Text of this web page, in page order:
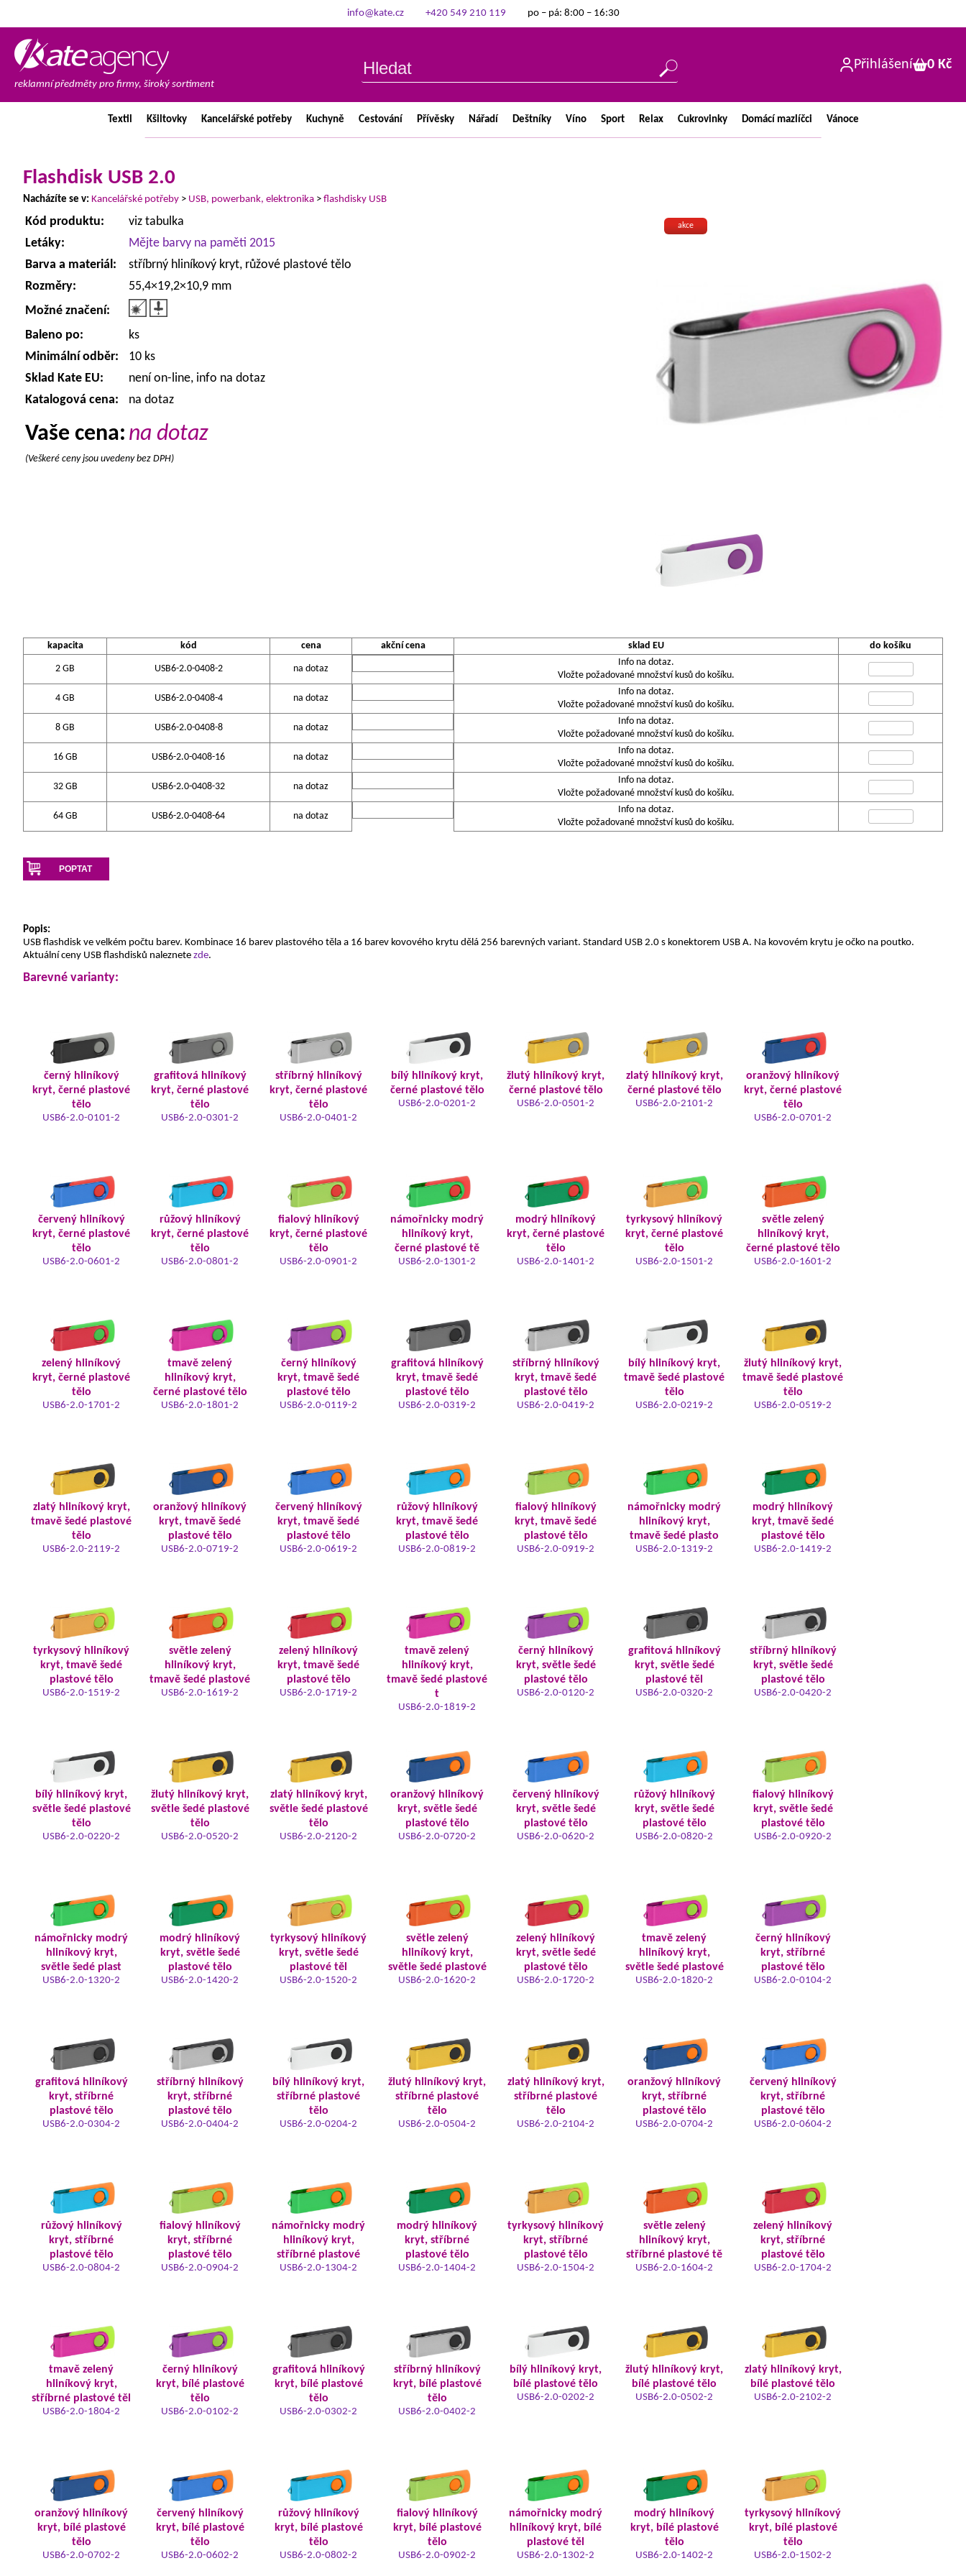
info@kate.cz +420 549 210 119 po – pá: 8:00 – 16:30
reklamní předměty pro firmy, široký sortiment
Přihlášení 0 Kč
Textil Kšiltovky Kancelářské potřeby Kuchyně Cestování Přívěsky Nářadí Deštníky Víno Sport Relax Cukrovinky Domácí mazlíčci Vánoce
Flashdisk USB 2.0
Nacházíte se v: Kancelářské potřeby > USB, powerbank, elektronika > flashdisky USB
akce
Kód produktu:
viz tabulka
Letáky:
Mějte barvy na paměti 2015
Barva a materiál:
stříbrný hliníkový kryt, růžové plastové tělo
Rozměry:
55,4×19,2×10,9 mm
Možné značení:
Baleno po:
ks
Minimální odběr:
10 ks
Sklad Kate EU:
není on-line, info na dotaz
Katalogová cena:
na dotaz
Vaše cena: na dotaz
(Veškeré ceny jsou uvedeny bez DPH)
kapacita kód cena akční cena sklad EU do košíku
2 GB USB6-2.0-0408-2 na dotaz
Info na dotaz.
Vložte požadované množství kusů do košíku.
4 GB USB6-2.0-0408-4 na dotaz
Info na dotaz.
Vložte požadované množství kusů do košíku.
8 GB USB6-2.0-0408-8 na dotaz
Info na dotaz.
Vložte požadované množství kusů do košíku.
16 GB USB6-2.0-0408-16 na dotaz
Info na dotaz.
Vložte požadované množství kusů do košíku.
32 GB USB6-2.0-0408-32 na dotaz
Info na dotaz.
Vložte požadované množství kusů do košíku.
64 GB USB6-2.0-0408-64 na dotaz
Info na dotaz.
Vložte požadované množství kusů do košíku.
POPTAT
Popis:
USB flashdisk ve velkém počtu barev. Kombinace 16 barev plastového těla a 16 barev kovového krytu dělá 256 barevných variant. Standard USB 2.0 s konektorem USB A. Na kovovém krytu je očko na poutko.
Aktuální ceny USB flashdisků naleznete zde.
Barevné varianty:
černý hliníkový
kryt, černé plastové
tělo
USB6-2.0-0101-2
grafitová hliníkový
kryt, černé plastové
tělo
USB6-2.0-0301-2
stříbrný hliníkový
kryt, černé plastové
tělo
USB6-2.0-0401-2
bílý hliníkový kryt,
černé plastové tělo
USB6-2.0-0201-2
žlutý hliníkový kryt,
černé plastové tělo
USB6-2.0-0501-2
zlatý hliníkový kryt,
černé plastové tělo
USB6-2.0-2101-2
oranžový hliníkový
kryt, černé plastové
tělo
USB6-2.0-0701-2
červený hliníkový
kryt, černé plastové
tělo
USB6-2.0-0601-2
růžový hliníkový
kryt, černé plastové
tělo
USB6-2.0-0801-2
fialový hliníkový
kryt, černé plastové
tělo
USB6-2.0-0901-2
námořnicky modrý
hliníkový kryt,
černé plastové tě
USB6-2.0-1301-2
modrý hliníkový
kryt, černé plastové
tělo
USB6-2.0-1401-2
tyrkysový hliníkový
kryt, černé plastové
tělo
USB6-2.0-1501-2
světle zelený
hliníkový kryt,
černé plastové tělo
USB6-2.0-1601-2
zelený hliníkový
kryt, černé plastové
tělo
USB6-2.0-1701-2
tmavě zelený
hliníkový kryt,
černé plastové tělo
USB6-2.0-1801-2
černý hliníkový
kryt, tmavě šedé
plastové tělo
USB6-2.0-0119-2
grafitová hliníkový
kryt, tmavě šedé
plastové tělo
USB6-2.0-0319-2
stříbrný hliníkový
kryt, tmavě šedé
plastové tělo
USB6-2.0-0419-2
bílý hliníkový kryt,
tmavě šedé plastové
tělo
USB6-2.0-0219-2
žlutý hliníkový kryt,
tmavě šedé plastové
tělo
USB6-2.0-0519-2
zlatý hliníkový kryt,
tmavě šedé plastové
tělo
USB6-2.0-2119-2
oranžový hliníkový
kryt, tmavě šedé
plastové tělo
USB6-2.0-0719-2
červený hliníkový
kryt, tmavě šedé
plastové tělo
USB6-2.0-0619-2
růžový hliníkový
kryt, tmavě šedé
plastové tělo
USB6-2.0-0819-2
fialový hliníkový
kryt, tmavě šedé
plastové tělo
USB6-2.0-0919-2
námořnicky modrý
hliníkový kryt,
tmavě šedé plasto
USB6-2.0-1319-2
modrý hliníkový
kryt, tmavě šedé
plastové tělo
USB6-2.0-1419-2
tyrkysový hliníkový
kryt, tmavě šedé
plastové tělo
USB6-2.0-1519-2
světle zelený
hliníkový kryt,
tmavě šedé plastové
USB6-2.0-1619-2
zelený hliníkový
kryt, tmavě šedé
plastové tělo
USB6-2.0-1719-2
tmavě zelený
hliníkový kryt,
tmavě šedé plastové
t
USB6-2.0-1819-2
černý hliníkový
kryt, světle šedé
plastové tělo
USB6-2.0-0120-2
grafitová hliníkový
kryt, světle šedé
plastové těl
USB6-2.0-0320-2
stříbrný hliníkový
kryt, světle šedé
plastové tělo
USB6-2.0-0420-2
bílý hliníkový kryt,
světle šedé plastové
tělo
USB6-2.0-0220-2
žlutý hliníkový kryt,
světle šedé plastové
tělo
USB6-2.0-0520-2
zlatý hliníkový kryt,
světle šedé plastové
tělo
USB6-2.0-2120-2
oranžový hliníkový
kryt, světle šedé
plastové tělo
USB6-2.0-0720-2
červený hliníkový
kryt, světle šedé
plastové tělo
USB6-2.0-0620-2
růžový hliníkový
kryt, světle šedé
plastové tělo
USB6-2.0-0820-2
fialový hliníkový
kryt, světle šedé
plastové tělo
USB6-2.0-0920-2
námořnicky modrý
hliníkový kryt,
světle šedé plast
USB6-2.0-1320-2
modrý hliníkový
kryt, světle šedé
plastové tělo
USB6-2.0-1420-2
tyrkysový hliníkový
kryt, světle šedé
plastové těl
USB6-2.0-1520-2
světle zelený
hliníkový kryt,
světle šedé plastové
USB6-2.0-1620-2
zelený hliníkový
kryt, světle šedé
plastové tělo
USB6-2.0-1720-2
tmavě zelený
hliníkový kryt,
světle šedé plastové
USB6-2.0-1820-2
černý hliníkový
kryt, stříbrné
plastové tělo
USB6-2.0-0104-2
grafitová hliníkový
kryt, stříbrné
plastové tělo
USB6-2.0-0304-2
stříbrný hliníkový
kryt, stříbrné
plastové tělo
USB6-2.0-0404-2
bílý hliníkový kryt,
stříbrné plastové
tělo
USB6-2.0-0204-2
žlutý hliníkový kryt,
stříbrné plastové
tělo
USB6-2.0-0504-2
zlatý hliníkový kryt,
stříbrné plastové
tělo
USB6-2.0-2104-2
oranžový hliníkový
kryt, stříbrné
plastové tělo
USB6-2.0-0704-2
červený hliníkový
kryt, stříbrné
plastové tělo
USB6-2.0-0604-2
růžový hliníkový
kryt, stříbrné
plastové tělo
USB6-2.0-0804-2
fialový hliníkový
kryt, stříbrné
plastové tělo
USB6-2.0-0904-2
námořnicky modrý
hliníkový kryt,
stříbrné plastové
USB6-2.0-1304-2
modrý hliníkový
kryt, stříbrné
plastové tělo
USB6-2.0-1404-2
tyrkysový hliníkový
kryt, stříbrné
plastové tělo
USB6-2.0-1504-2
světle zelený
hliníkový kryt,
stříbrné plastové tě
USB6-2.0-1604-2
zelený hliníkový
kryt, stříbrné
plastové tělo
USB6-2.0-1704-2
tmavě zelený
hliníkový kryt,
stříbrné plastové těl
USB6-2.0-1804-2
černý hliníkový
kryt, bílé plastové
tělo
USB6-2.0-0102-2
grafitová hliníkový
kryt, bílé plastové
tělo
USB6-2.0-0302-2
stříbrný hliníkový
kryt, bílé plastové
tělo
USB6-2.0-0402-2
bílý hliníkový kryt,
bílé plastové tělo
USB6-2.0-0202-2
žlutý hliníkový kryt,
bílé plastové tělo
USB6-2.0-0502-2
zlatý hliníkový kryt,
bílé plastové tělo
USB6-2.0-2102-2
oranžový hliníkový
kryt, bílé plastové
tělo
USB6-2.0-0702-2
červený hliníkový
kryt, bílé plastové
tělo
USB6-2.0-0602-2
růžový hliníkový
kryt, bílé plastové
tělo
USB6-2.0-0802-2
fialový hliníkový
kryt, bílé plastové
tělo
USB6-2.0-0902-2
námořnicky modrý
hliníkový kryt, bílé
plastové těl
USB6-2.0-1302-2
modrý hliníkový
kryt, bílé plastové
tělo
USB6-2.0-1402-2
tyrkysový hliníkový
kryt, bílé plastové
tělo
USB6-2.0-1502-2